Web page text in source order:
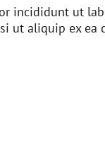
incididunt ut
ut aliquip ex ea